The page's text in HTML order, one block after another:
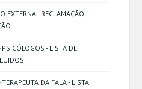
EXTERNA - RECLAMAÇÃO,
- LISTA DE
DA FALA - LISTA